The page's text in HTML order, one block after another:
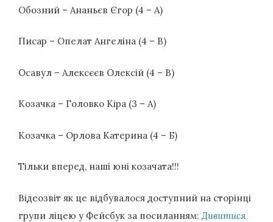
Обозний – Ананьєв Єгор (4 – А)
Писар – Опелат Ангеліна (4 – В)
Осавул – Алексєєв Олексій (4 – В)
Козачка – Головко Кіра (3 – А)
Козачка – Орлова Катерина (4 – Б)
Тільки вперед, наші юні козачата!!!
Відеозвіт як це відбувалося доступний на сторінці
групи ліцею у Фейсбук за посиланням:Дивитися